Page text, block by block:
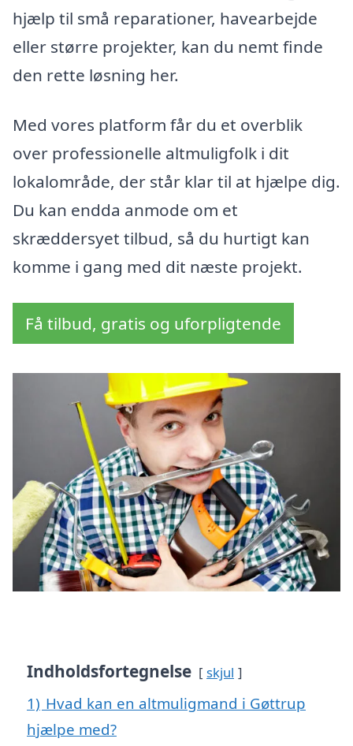
hjælp til små reparationer, havearbejde
eller større projekter, kan du nemt finde
den rette løsning her.
Med vores platform får du et overblik
over professionelle altmuligfolk i dit
lokalområde, der står klar til at hjælpe dig.
Du kan endda anmode om et
skræddersyet tilbud, så du hurtigt kan
komme i gang med dit næste projekt.
Få tilbud, gratis og uforpligtende
Indholdsfortegnelse skjul
1) Hvad kan en altmuligmand i Gøttrup
hjælpe med?